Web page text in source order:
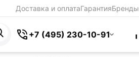
Доставка и оплатаГарантияБренды
+7 (495) 230-10-91